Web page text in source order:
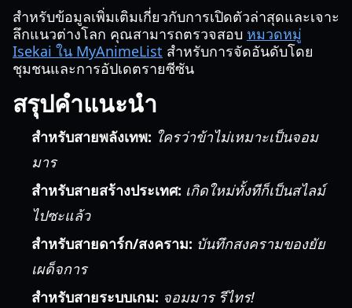
สำหรับข้อมูลเพิ่มเติมเกี่ยวกับการเปิดตัวล่าสุดและเจาะ
ลึกแนวต่างโลก คุณสามารถตรวจสอบ หมวดหมู่
Isekai ใน MyAnimeList สำหรับการจัดอันดับโดย
ชุมชนและการอัปเดตรายซีซัน
สรุปคำแนะนำ
สำหรับสายพลังเทพ: ใครว่าข้าไม่เหมาะเป็นจอม
มาร
สำหรับสายสร้างประเทศ: เกิดใหม่ทั้งทีก็เป็นสไลม์
ไปซะแล้ว
สำหรับสายดาร์ก/สงคราม: บันทึกสงครามของยัย
เผด็จการ
สำหรับสายระบบเกม: จอมมาร รีไทร!